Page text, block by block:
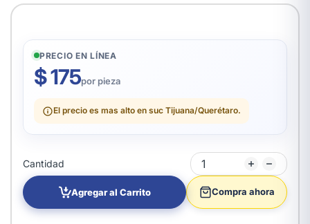
PRECIO EN LÍNEA
$ 175por pieza
El precio es mas alto en suc Tijuana/Querétaro.
Cantidad
Agregar al Carrito Compra ahora